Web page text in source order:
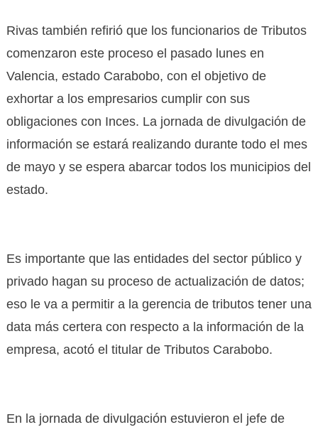
Rivas también refirió que los funcionarios de Tributos
comenzaron este proceso el pasado lunes en
Valencia, estado Carabobo, con el objetivo de
exhortar a los empresarios cumplir con sus
obligaciones con Inces. La jornada de divulgación de
información se estará realizando durante todo el mes
de mayo y se espera abarcar todos los municipios del
estado.
Es importante que las entidades del sector público y
privado hagan su proceso de actualización de datos;
eso le va a permitir a la gerencia de tributos tener una
data más certera con respecto a la información de la
empresa, acotó el titular de Tributos Carabobo.
En la jornada de divulgación estuvieron el jefe de